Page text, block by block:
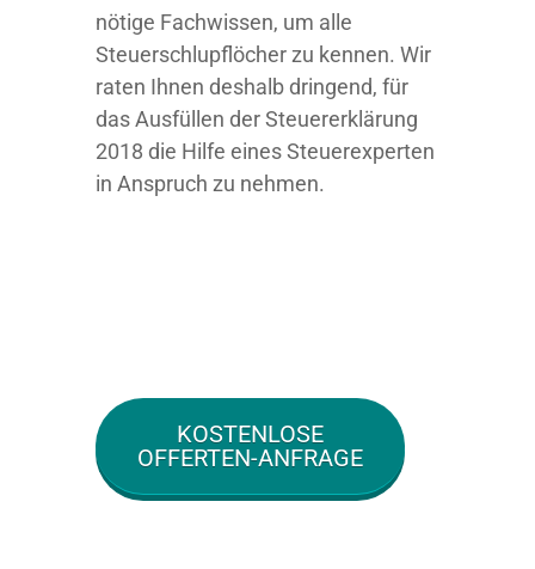
nötige Fachwissen, um alle
Steuerschlupflöcher zu kennen. Wir
raten Ihnen deshalb dringend, für
das Ausfüllen der Steuererklärung
2018 die Hilfe eines Steuerexperten
in Anspruch zu nehmen.
KOSTENLOSE
OFFERTEN-ANFRAGE